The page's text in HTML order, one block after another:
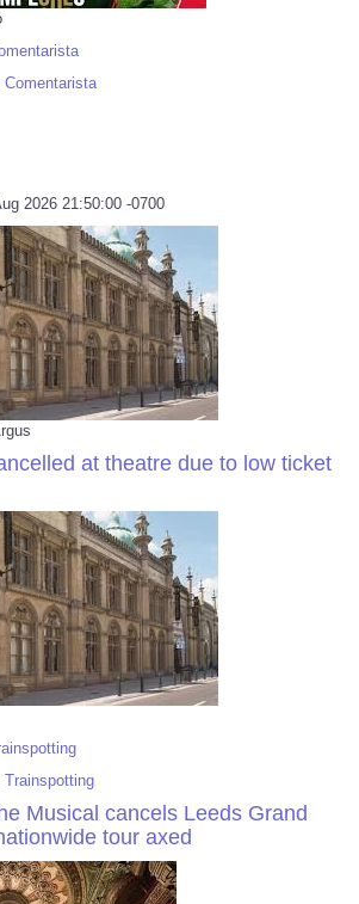
Comentarista
2026 21:50:00 -0700
at theatre due to low ticket
Trainspotting
Musical cancels Leeds Grand
tour axed